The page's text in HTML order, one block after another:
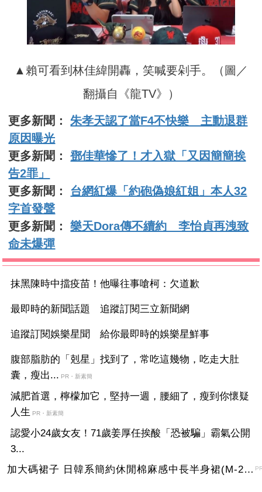
▲賴可看到林佳緯開轟，笑喊要剁手。（圖／
翻攝自《龍TV》）
更多新聞：朱孝天認了當F4不快樂 主動退群
原因曝光
更多新聞：鄧佳華慘了！才入獄「又因簡簡挨
告2罪」
更多新聞： 台網紅爆「約砲偽娘紅姐」本人32
字首發聲
更多新聞：樂天Dora傳不續約 李怡貞再洩致
命未爆彈
抹黑陳時中擋疫苗！他曝往事嗆柯：欠道歉
最即時的新聞話題 追蹤訂閱三立新聞網
追蹤訂閱娛樂星聞 給你最即時的娛樂星鮮事
腹部脂肪的「剋星」找到了，常吃這幾物，吃走大肚
囊，瘦出... PR・新素簡
減肥首選，檸檬加它，堅持一週，腰細了，瘦到你懷疑
人生 PR・新素簡
認愛小24歲女友！71歲姜厚任挨酸「恐被騙」霸氣公開
3...
加大碼裙子 日韓系簡約休閒棉麻感中長半身裙(M-2XL)【XMS54038】＊艾美時尚(現+預)